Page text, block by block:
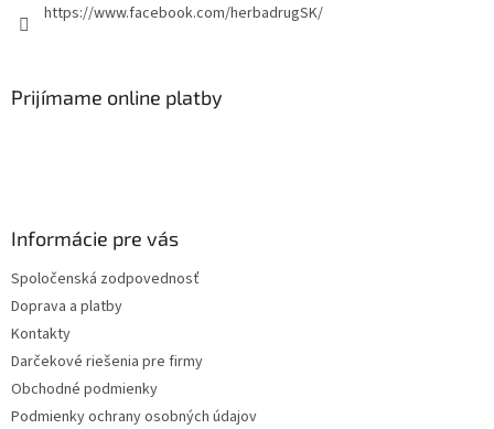
https://www.facebook.com/herbadrugSK/
Prijímame online platby
Informácie pre vás
Spoločenská zodpovednosť
Doprava a platby
Kontakty
Darčekové riešenia pre firmy
Obchodné podmienky
Podmienky ochrany osobných údajov